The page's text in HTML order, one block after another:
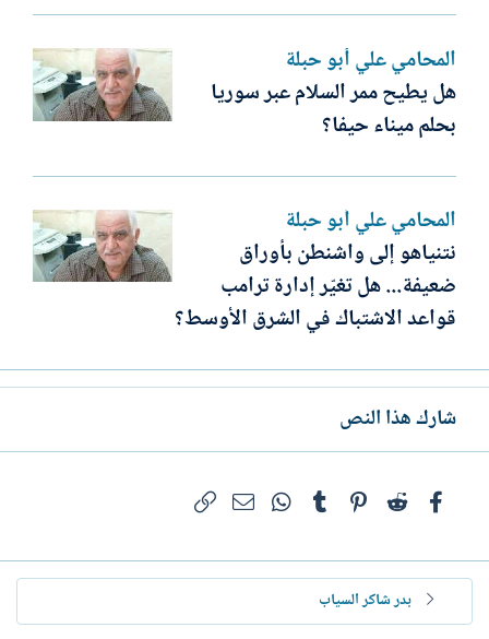
المحامي علي أبو حبلة
هل يطيح ممر السلام عبر سوريا
بحلم ميناء حيفا؟
المحامي علي أبو حبلة
نتنياهو إلى واشنطن بأوراق
ضعيفة... هل تغيّر إدارة ترامب
قواعد الاشتباك في الشرق الأوسط؟
شارك هذا النص
فيسبوكReddit
Pinterest
Tumblr
WhatsAppالبريد الإلكتروني
بدر شاكر السياب